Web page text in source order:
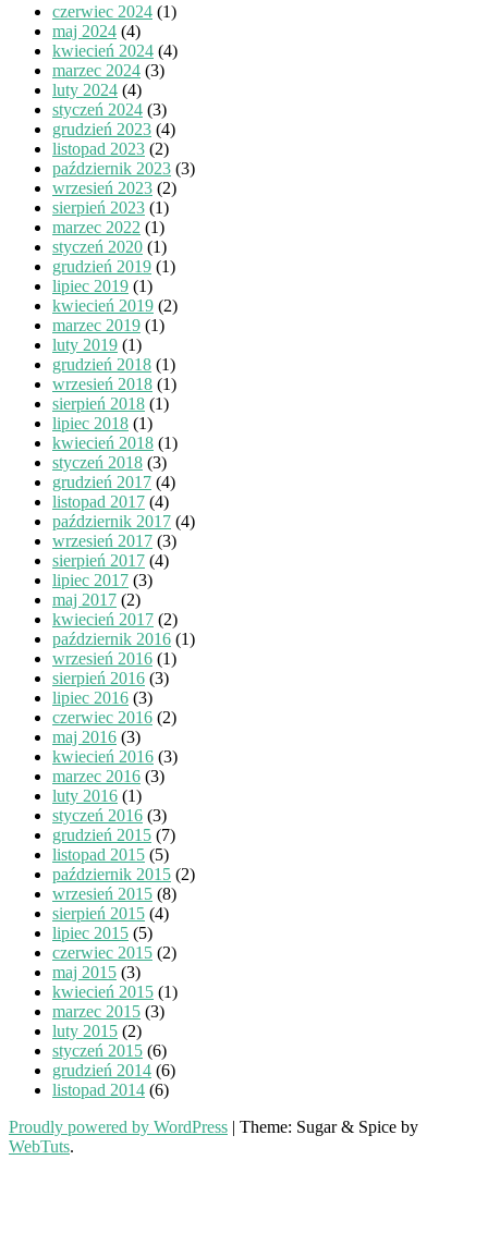
czerwiec 2024 (1)
maj 2024 (4)
kwiecień 2024 (4)
marzec 2024 (3)
luty 2024 (4)
styczeń 2024 (3)
grudzień 2023 (4)
listopad 2023 (2)
październik 2023 (3)
wrzesień 2023 (2)
sierpień 2023 (1)
marzec 2022 (1)
styczeń 2020 (1)
grudzień 2019 (1)
lipiec 2019 (1)
kwiecień 2019 (2)
marzec 2019 (1)
luty 2019 (1)
grudzień 2018 (1)
wrzesień 2018 (1)
sierpień 2018 (1)
lipiec 2018 (1)
kwiecień 2018 (1)
styczeń 2018 (3)
grudzień 2017 (4)
listopad 2017 (4)
październik 2017 (4)
wrzesień 2017 (3)
sierpień 2017 (4)
lipiec 2017 (3)
maj 2017 (2)
kwiecień 2017 (2)
październik 2016 (1)
wrzesień 2016 (1)
sierpień 2016 (3)
lipiec 2016 (3)
czerwiec 2016 (2)
maj 2016 (3)
kwiecień 2016 (3)
marzec 2016 (3)
luty 2016 (1)
styczeń 2016 (3)
grudzień 2015 (7)
listopad 2015 (5)
październik 2015 (2)
wrzesień 2015 (8)
sierpień 2015 (4)
lipiec 2015 (5)
czerwiec 2015 (2)
maj 2015 (3)
kwiecień 2015 (1)
marzec 2015 (3)
luty 2015 (2)
styczeń 2015 (6)
grudzień 2014 (6)
listopad 2014 (6)
Proudly powered by WordPress | Theme: Sugar & Spice by
WebTuts.